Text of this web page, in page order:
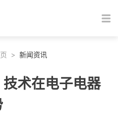
> 新闻资讯
术在电子电器